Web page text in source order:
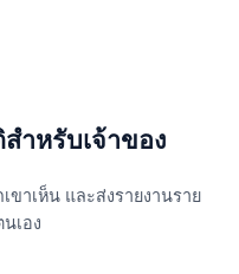
ำหรับเจ้าของ
ขาเห็น และส่งรายงานราย
เอง